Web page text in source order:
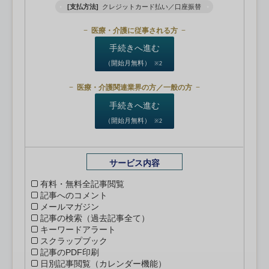
[支払方法] クレジットカード払い／口座振替
医療・介護に従事される方
手続きへ進む
（開始月無料） ※2
医療・介護関連業界の方／一般の方
手続きへ進む
（開始月無料） ※2
サービス内容
有料・無料全記事閲覧
記事へのコメント
メールマガジン
記事の検索（過去記事全て）
キーワードアラート
スクラップブック
記事のPDF印刷
日別記事閲覧（カレンダー機能）